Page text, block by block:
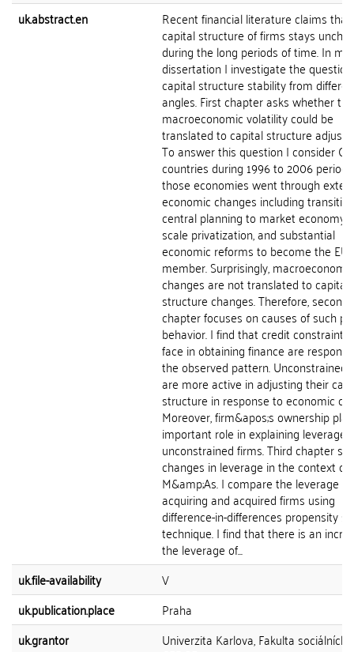
uk.abstract.en
Recent financial literature claims that
capital structure of firms stays
during the long periods of time. In my
dissertation I investigate the
capital structure stability from
angles. First chapter asks whether the
macroeconomic volatility could be
translated to capital structure
To answer this question I consider
countries during 1996 to 2006 period
those economies went through
economic changes including
central planning to market economy,
scale privatization, and substantial
economic reforms to become the EU
member. Surprisingly, macroeconomic
changes are not translated to capital
structure changes. Therefore, second
chapter focuses on causes of such
behavior. I find that credit
face in obtaining finance are
the observed pattern. Unconstrained
are more active in adjusting their
structure in response to economic
Moreover, firm&apos;s ownership
important role in explaining leverage
unconstrained firms. Third chapter
changes in leverage in the context of
M&amp;As. I compare the leverage
acquiring and acquired firms using
difference-in-differences propensity
technique. I find that there is an
the leverage of...
uk.file-availability
V
uk.publication.place
Praha
uk.grantor
Univerzita Karlova, Fakulta sociálních